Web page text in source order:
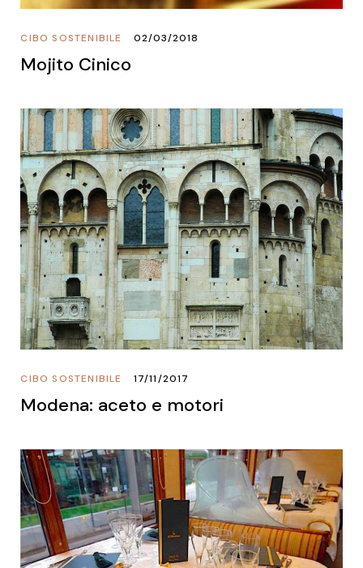
CIBO SOSTENIBILE 02/03/2018
Mojito Cinico
CIBO SOSTENIBILE 17/11/2017
Modena: aceto e motori